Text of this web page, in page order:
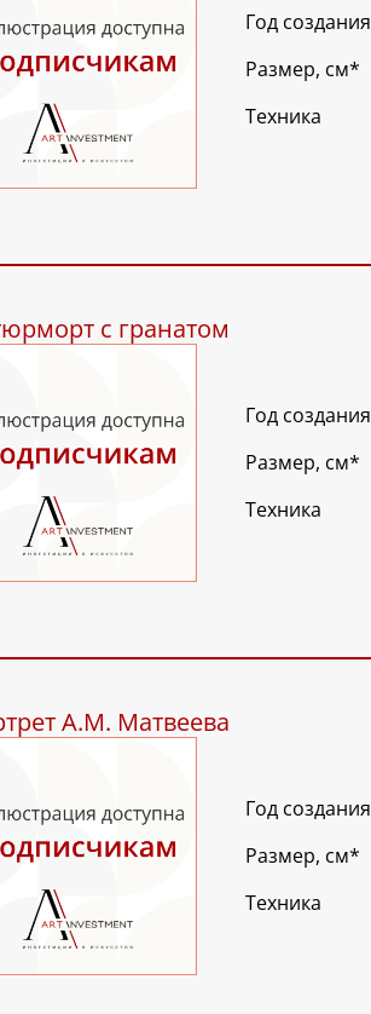
Год создания
Размер, см*
Техника
с гранатом
Год создания
Размер, см*
Техника
А.М. Матвеева
Год создания
Размер, см*
Техника